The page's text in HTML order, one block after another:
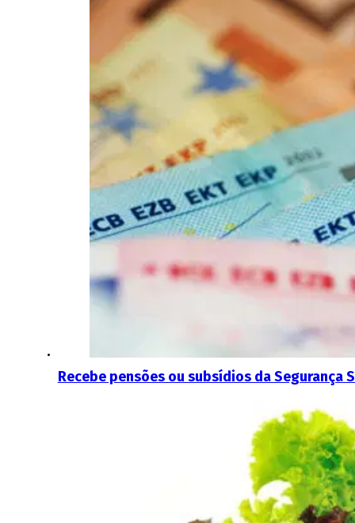
Recebe pensões ou subsídios da